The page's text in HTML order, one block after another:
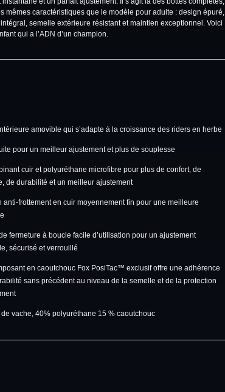
mêmes caractéristiques que le modèle pour adulte : design épuré,
semelle extérieure résistant et maintien exceptionnel. Voici
qui a l’ADN d’un champion.
amovible qui s’adapte à la croissance des riders en herbe
pour un meilleur ajustement et plus de souplesse
cuir et polyuréthane microfibre pour plus de confort, de
de durabilité et un meilleur ajustement
anti-frottement en cuir moyennement fin pour une meilleure
fermeture à boucle facile d’utilisation pour un ajustement
sécurisé et verrouillé
en caoutchouc Fox PosiTac™ exclusif offre une adhérence
sans précédent au niveau de la semelle et de la protection
vache, 40% polyuréthane 15 % caoutchouc